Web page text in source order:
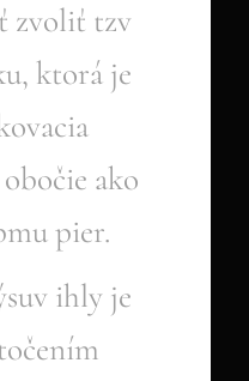
zvoliť tzv
ktorá je
ako
pier.
ihly je